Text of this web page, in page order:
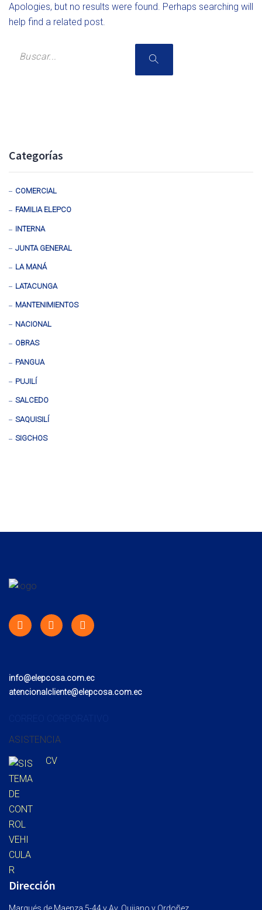
Apologies, but no results were found. Perhaps searching will
help find a related post.
Categorías
COMERCIAL
FAMILIA ELEPCO
INTERNA
JUNTA GENERAL
LA MANÁ
LATACUNGA
MANTENIMIENTOS
NACIONAL
OBRAS
PANGUA
PUJILÍ
SALCEDO
SAQUISILÍ
SIGCHOS
info@elepcosa.com.ec
atencionalcliente@elepcosa.com.ec
ASISTENCIA
CV
Dirección
Marqués de Maenza 5-44 y Av. Quijano y Ordoñez